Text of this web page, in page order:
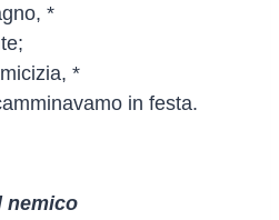
*
*
in festa.
nemico